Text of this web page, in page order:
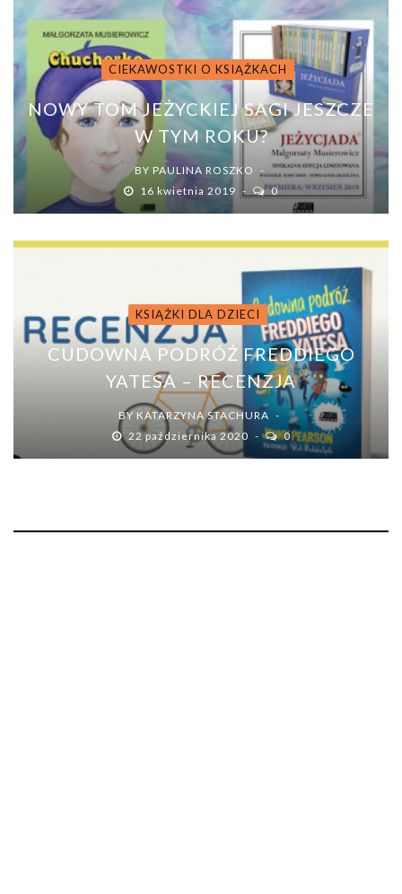
CIEKAWOSTKI O KSIĄŻKACH
NOWY TOM JEŻYCKIEJ SAGI JESZCZE
W TYM ROKU?
BY PAULINA ROSZKO
16 kwietnia 2019
0
KSIĄŻKI DLA DZIECI
CUDOWNA PODRÓŻ FREDDIEGO
YATESA – RECENZJA
BY KATARZYNA STACHURA
22 października 2020
0